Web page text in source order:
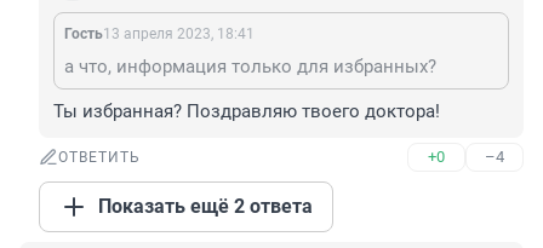
Гость13 апреля 2023, 18:41
а что, информация только для избранных?
Ты избранная? Поздравляю твоего доктора!
ОТВЕТИТЬ +0 –4
Показать ещё 2 ответа